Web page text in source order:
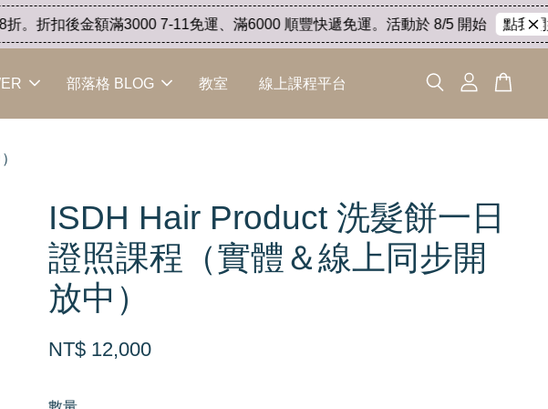
扣後金額滿3000 7-11免運、滿6000 順豐快遞免運。活動於 8/5 開始 點我開始選
部落格 BLOG 教室 線上課程平台
ISDH Hair Product 洗髮餅一日
證照課程（實體＆線上同步開
放中）
NT$ 12,000